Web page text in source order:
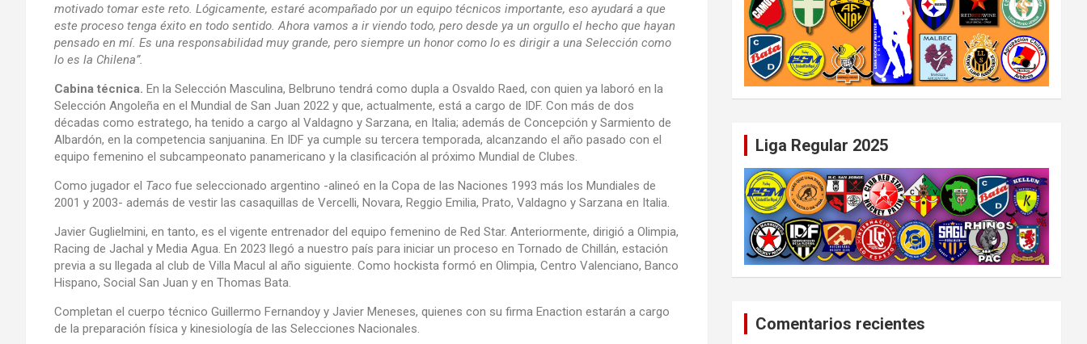
motivado tomar este reto. Lógicamente, estaré acompañado por un equipo técnicos importante, eso ayudará a que
este proceso tenga éxito en todo sentido. Ahora vamos a ir viendo todo, pero desde ya un orgullo el hecho que hayan
pensado en mí. Es una responsabilidad muy grande, pero siempre un honor como lo es dirigir a una Selección como
lo es la Chilena”.
Cabina técnica. En la Selección Masculina, Belbruno tendrá como dupla a Osvaldo Raed, con quien ya laboró en la
Selección Angoleña en el Mundial de San Juan 2022 y que, actualmente, está a cargo de IDF. Con más de dos
décadas como estratego, ha tenido a cargo al Valdagno y Sarzana, en Italia; además de Concepción y Sarmiento de
Albardón, en la competencia sanjuanina. En IDF ya cumple su tercera temporada, alcanzando el año pasado con el
equipo femenino el subcampeonato panamericano y la clasificación al próximo Mundial de Clubes.
Como jugador el Taco fue seleccionado argentino -alineó en la Copa de las Naciones 1993 más los Mundiales de
2001 y 2003- además de vestir las casaquillas de Vercelli, Novara, Reggio Emilia, Prato, Valdagno y Sarzana en Italia.
Javier Guglielmini, en tanto, es el vigente entrenador del equipo femenino de Red Star. Anteriormente, dirigió a Olimpia,
Racing de Jachal y Media Agua. En 2023 llegó a nuestro país para iniciar un proceso en Tornado de Chillán, estación
previa a su llegada al club de Villa Macul al año siguiente. Como hockista formó en Olimpia, Centro Valenciano, Banco
Hispano, Social San Juan y en Thomas Bata.
Completan el cuerpo técnico Guillermo Fernandoy y Javier Meneses, quienes con su firma Enaction estarán a cargo
de la preparación física y kinesiología de las Selecciones Nacionales.
Liga Regular 2025
Comentarios recientes